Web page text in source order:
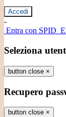
-
Entra con SPID
Seleziona
button close ×
Recupero
button close ×